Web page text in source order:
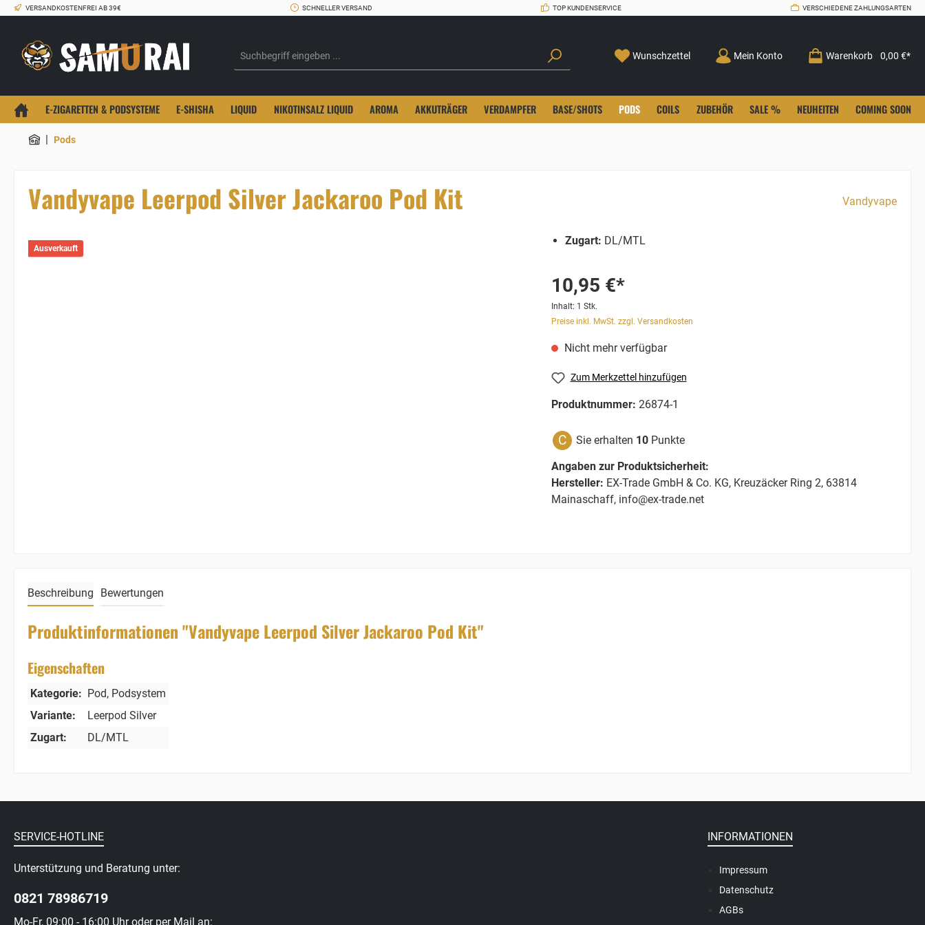
VERSANDKOSTENFREI AB 39€ SCHNELLER VERSAND TOP KUNDENSERVICE VERSCHIEDENE ZAHLUNGSARTEN
Wunschzettel Mein Konto Warenkorb 0,00 €*
E-ZIGARETTEN & PODSYSTEME E-SHISHA LIQUID NIKOTINSALZ LIQUID AROMA AKKUTRÄGER VERDAMPFER BASE/SHOTS PODS COILS ZUBEHÖR SALE % NEUHEITEN COMING SOON
| Pods
Vandyvape Leerpod Silver Jackaroo Pod Kit Vandyvape
Ausverkauft
Zugart: DL/MTL
10,95 €*
Inhalt: 1 Stk.
Preise inkl. MwSt. zzgl. Versandkosten
Nicht mehr verfügbar
Zum Merkzettel hinzufügen
Produktnummer: 26874-1
C Sie erhalten 10 Punkte
Angaben zur Produktsicherheit:
Hersteller: EX-Trade GmbH & Co. KG, Kreuzäcker Ring 2, 63814
Mainaschaff, info@ex-trade.net
Beschreibung Bewertungen
Produktinformationen "Vandyvape Leerpod Silver Jackaroo Pod Kit"
Eigenschaften
Kategorie: Pod, Podsystem
Variante:
Leerpod Silver
Zugart:
DL/MTL
SERVICE-HOTLINE
Unterstützung und Beratung unter:
0821 78986719
Mo-Fr, 09:00 - 16:00 Uhr oder per Mail an:
INFORMATIONEN
Impressum
Datenschutz
AGBs